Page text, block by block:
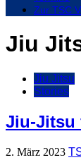
Zur TSC
Jiu
Jiu Jitsu
Stories
Jiu-Jitsu
2. März 2023